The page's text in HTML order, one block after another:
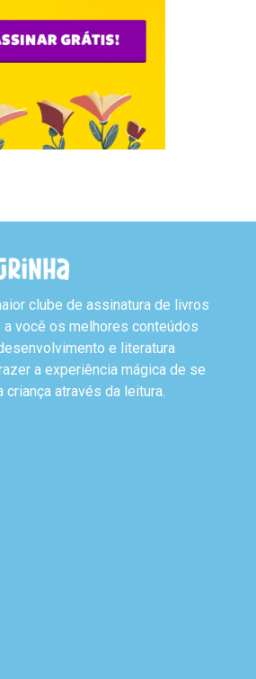
clube de assinatura de livros
você os melhores conteúdos
e literatura
a experiência mágica de se
criança através da leitura.